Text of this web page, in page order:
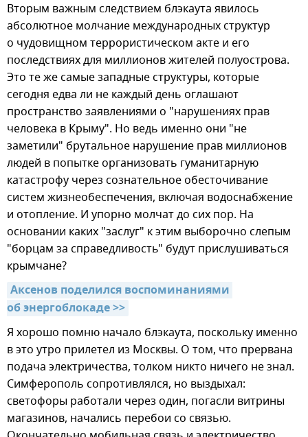
Вторым важным следствием блэкаута явилось
абсолютное молчание международных структур
о чудовищном террористическом акте и его
последствиях для миллионов жителей полуострова.
Это те же самые западные структуры, которые
сегодня едва ли не каждый день оглашают
пространство заявлениями о "нарушениях прав
человека в Крыму". Но ведь именно они "не
заметили" брутальное нарушение прав миллионов
людей в попытке организовать гуманитарную
катастрофу через сознательное обесточивание
систем жизнеобеспечения, включая водоснабжение
и отопление. И упорно молчат до сих пор. На
основании каких "заслуг" к этим выборочно слепым
"борцам за справедливость" будут прислушиваться
крымчане?
Аксенов поделился воспоминаниями
об энергоблокаде >>
Я хорошо помню начало блэкаута, поскольку именно
в это утро прилетел из Москвы. О том, что прервана
подача электричества, толком никто ничего не знал.
Симферополь сопротивлялся, но выздыхал:
светофоры работали через один, погасли витрины
магазинов, начались перебои со связью.